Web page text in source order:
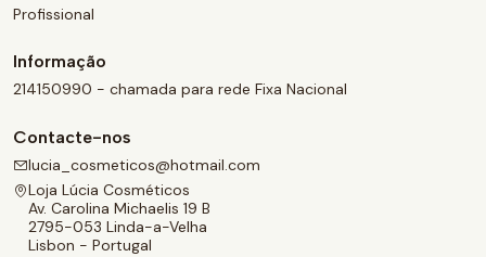
Profissional
Informação
214150990 - chamada para rede Fixa Nacional
Contacte-nos
lucia_cosmeticos@hotmail.com
Loja Lúcia Cosméticos
Av. Carolina Michaelis 19 B
2795-053 Linda-a-Velha
Lisbon - Portugal